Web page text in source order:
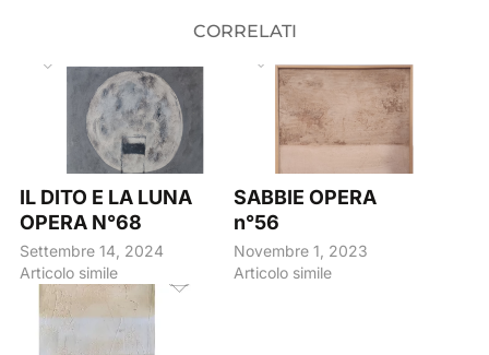
CORRELATI
IL DITO E LA LUNA
OPERA N°68
Settembre 14, 2024
Articolo simile
SABBIE OPERA
n°56
Novembre 1, 2023
Articolo simile